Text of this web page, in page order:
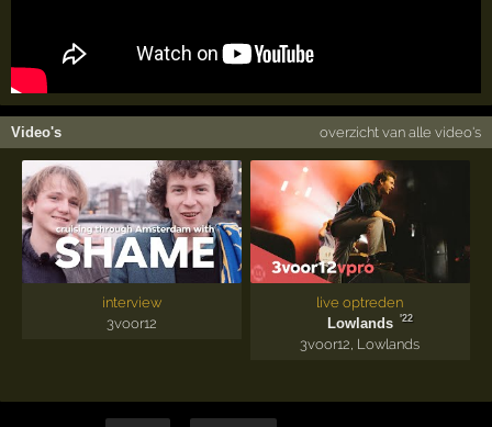
Video's overzicht van alle video's
interview
3voor12
live optreden
Lowlands
'22
3voor12, Lowlands